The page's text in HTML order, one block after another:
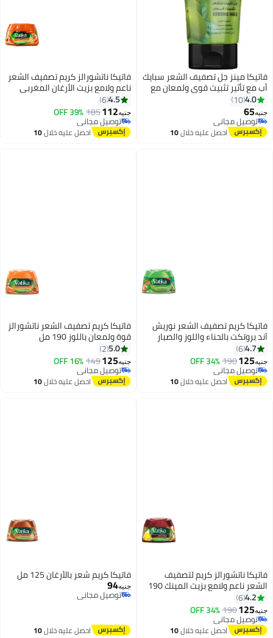
فاتيكا مينز جل تصفيف الشعر سبايك
أب مع تأثير تثبيت قوي ولمعان مع
خلاصة الزيتون - 250 مل
4.0
10
جنيه65
توصيل مجاني
تم بيع +10 مؤخرًا
توصيل مجانياحصل عليه خلال10
فاتيكا ناتشورالز كريم تصفيف الشعر
ناعم ولامع بزيت الأرغان المغربي
190 مل4.5
6
جنيه112
185
39% OFFتوصيل مجاني
تم بيع +10 مؤخرًا
توصيل مجانياحصل عليه خلال10
فاتيكا كريم تصفيف الشعر نوريش
آند بروتكت بالحناء واللوز والصبار
190 مل4.7
6
جنيه125
190
34% OFF
توصيل مجاني
توصيل مجانياحصل عليه خلال10
فاتيكا كريم تصفيف الشعر ناتشورالز
قوة ولمعان باللوز 190 مل
5.0
2
جنيه125
149
16% OFF
توصيل مجاني
توصيل مجانياحصل عليه خلال10
فاتيكا ناتشورالز كريم لتصفيف
الشعر ناعم ولامع بزيت المينك 190
مل4.2
6
جنيه125
190
34% OFF
توصيل مجاني
توصيل مجانياحصل عليه خلال10
فاتيكا كريم شعر بالأرغان 125 مل
جنيه94
توصيل مجاني
توصيل مجاني
احصل عليه خلال10